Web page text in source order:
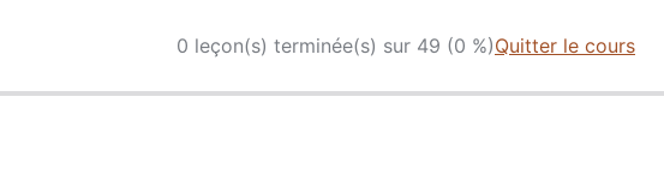
0 leçon(s) terminée(s) sur 49 (0 %)Quitter le cours